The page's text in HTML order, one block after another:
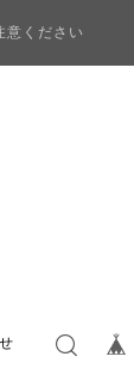
意ください